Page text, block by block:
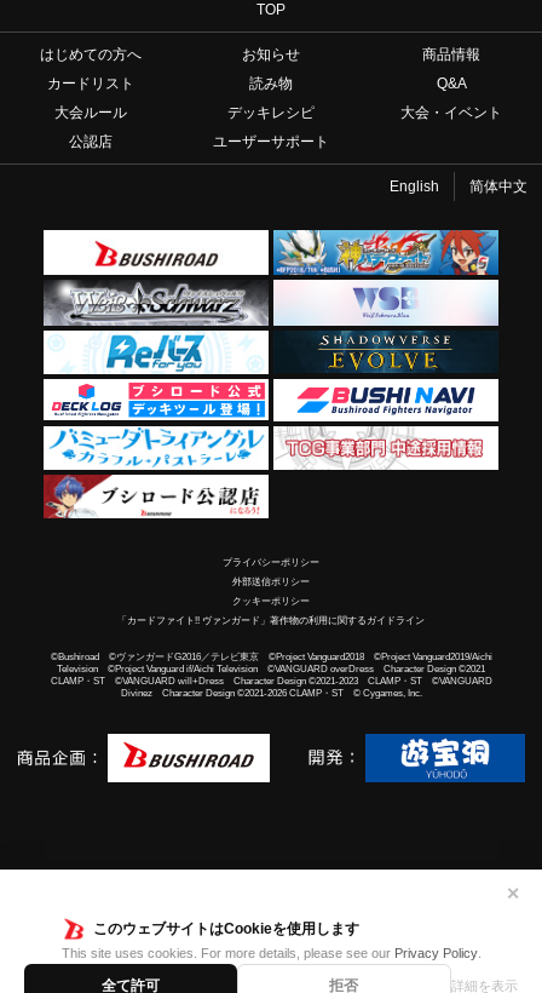
このウェブサイトはCookieを使用します
This site uses cookies. For more details, please see our Privacy Policy.
全て許可 拒否 詳細を表示
✕
TOP
はじめての方へ お知らせ
商品情報
カードリスト
読み物
Q&A
大会ルール
デッキレシピ
大会・イベント
公認店
ユーザーサポート
English 简体中文
プライバシーポリシー
外部送信ポリシー
クッキーポリシー
「カードファイト!! ヴァンガード」著作物の利用に関するガイドライン
©Bushiroad ©ヴァンガードG2016／テレビ東京 ©Project Vanguard2018 ©Project Vanguard2019/Aichi
Television ©Project Vanguard if/Aichi Television ©VANGUARD overDress Character Design ©2021
CLAMP・ST ©VANGUARD will+Dress Character Design ©2021-2023 CLAMP・ST ©VANGUARD
Divinez Character Design ©2021-2026 CLAMP・ST © Cygames, Inc.